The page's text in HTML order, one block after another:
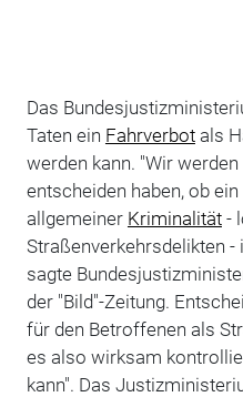
Das
Taten ein Fahrverbotals
werden kann. "Wir
entscheiden haben, ob
allgemeiner Kriminalität-
Straßenverkehrsdelikten -
sagte
der "Bild"-Zeitung.
für den Betroffenen als
es also wirksam
kann". Das